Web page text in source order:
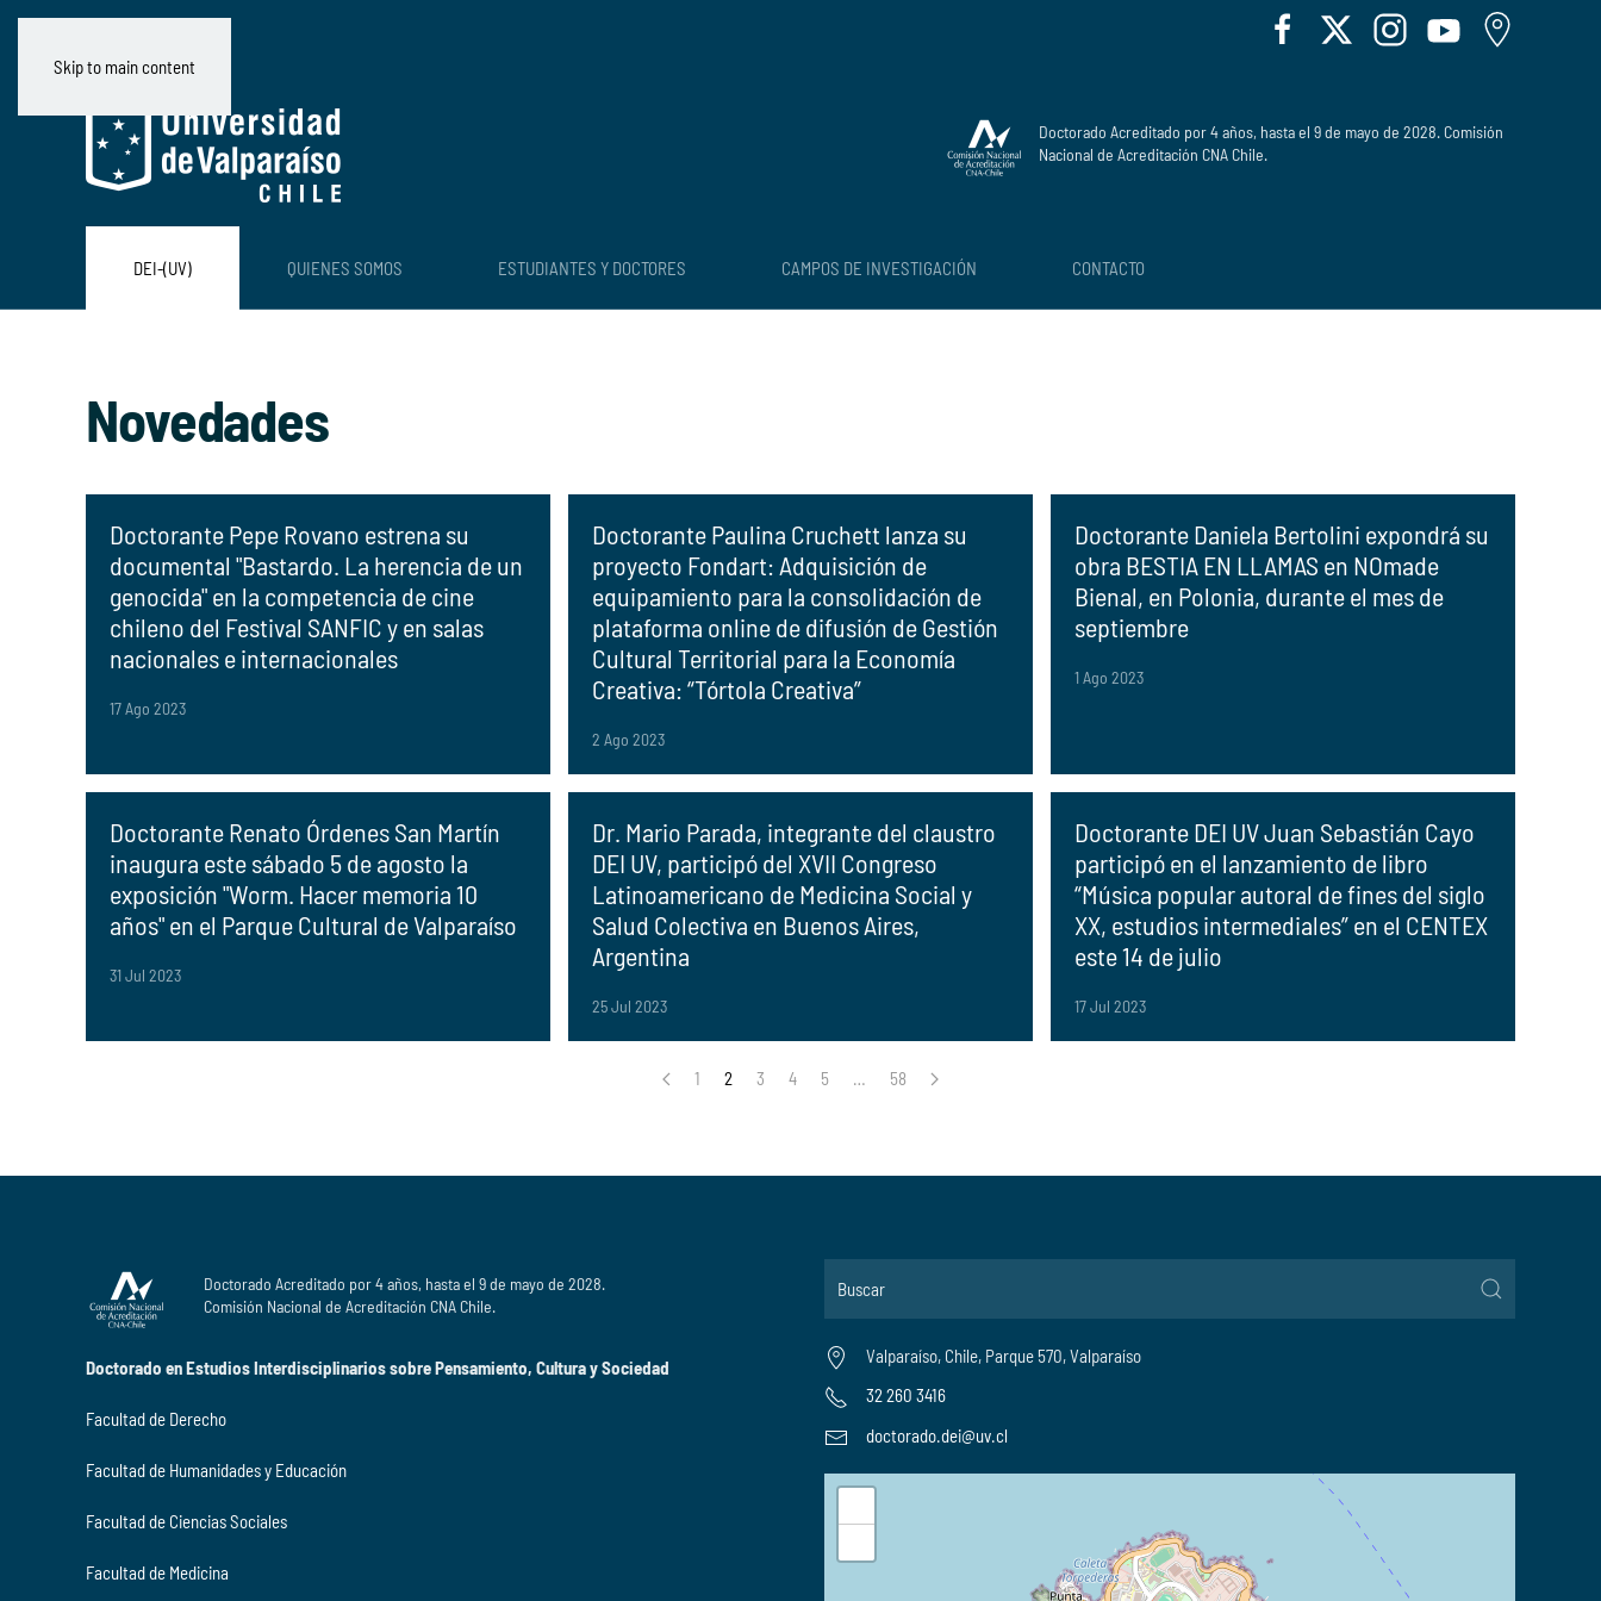
Skip to main content
Doctorado Acreditado por 4 años, hasta el 9 de mayo de 2028. Comisión
Nacional de Acreditación CNA Chile.
DEI-(UV) QUIENES SOMOS ESTUDIANTES Y DOCTORES CAMPOS DE INVESTIGACIÓN CONTACTO
Novedades
Doctorante Pepe Rovano estrena su
documental "Bastardo. La herencia de un
genocida" en la competencia de cine
chileno del Festival SANFIC y en salas
nacionales e internacionales
17 Ago 2023
Doctorante Paulina Cruchett lanza su
proyecto Fondart: Adquisición de
equipamiento para la consolidación de
plataforma online de difusión de Gestión
Cultural Territorial para la Economía
Creativa: “Tórtola Creativa”
2 Ago 2023
Doctorante Daniela Bertolini expondrá su
obra BESTIA EN LLAMAS en NOmade
Bienal, en Polonia, durante el mes de
septiembre
1 Ago 2023
Doctorante Renato Órdenes San Martín
inaugura este sábado 5 de agosto la
exposición "Worm. Hacer memoria 10
años" en el Parque Cultural de Valparaíso
31 Jul 2023
Dr. Mario Parada, integrante del claustro
DEI UV, participó del XVII Congreso
Latinoamericano de Medicina Social y
Salud Colectiva en Buenos Aires,
Argentina
25 Jul 2023
Doctorante DEI UV Juan Sebastián Cayo
participó en el lanzamiento de libro
“Música popular autoral de fines del siglo
XX, estudios intermediales” en el CENTEX
este 14 de julio
17 Jul 2023
1 2 3 4 5 … 58
Doctorado Acreditado por 4 años, hasta el 9 de mayo de 2028.
Comisión Nacional de Acreditación CNA Chile.
Doctorado en Estudios Interdisciplinarios sobre Pensamiento, Cultura y Sociedad
Facultad de Derecho
Facultad de Humanidades y Educación
Facultad de Ciencias Sociales
Facultad de Medicina
Valparaíso, Chile, Parque 570, Valparaíso
32 260 3416
doctorado.dei@uv.cl